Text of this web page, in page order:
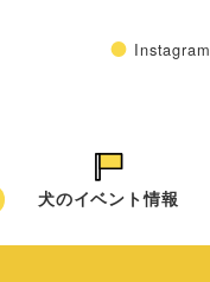
Instagram
犬のイベント情報